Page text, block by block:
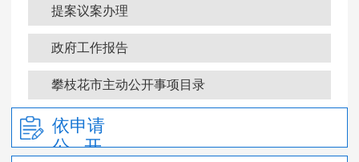
提案议案办理
政府工作报告
攀枝花市主动公开事项目录
政府信息公开年报
依申请
公 开